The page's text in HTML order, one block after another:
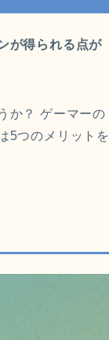
が得られる点が
か？ ゲーマーの
5つのメリットを